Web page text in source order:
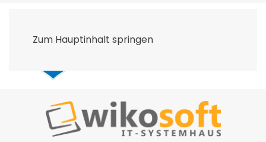
Zum Hauptinhalt springen